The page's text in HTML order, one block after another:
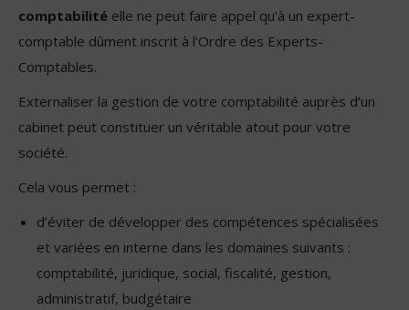
comptabilité elle ne peut faire appel qu’à un expert-
comptable dûment inscrit à l’Ordre des Experts-
Comptables.
Externaliser la gestion de votre comptabilité auprès d’un
cabinet peut constituer un véritable atout pour votre
société.
Cela vous permet :
d’éviter de développer des compétences spécialisées
et variées en interne dans les domaines suivants :
comptabilité, juridique, social, fiscalité, gestion,
administratif, budgétaire